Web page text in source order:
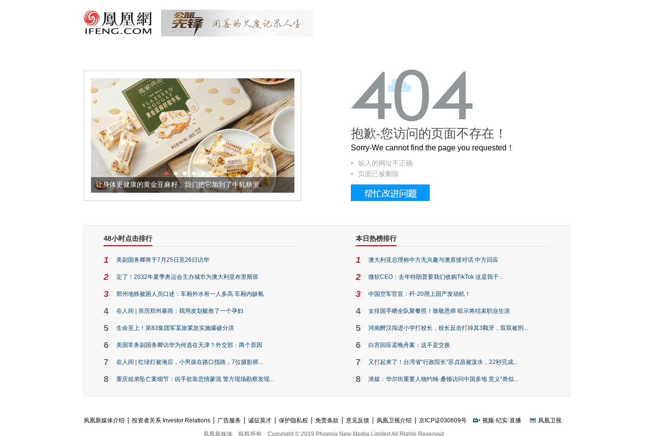
让身体更健康的黄金亚麻籽，我们把它加到了牛轧糖里 被列入佛家七宝的它到底有多美？
抱歉-您访问的页面不存在！
Sorry-We cannot find the page you requested！
输入的网址不正确
页面已被删除
48小时点击排行
1 美副国务卿将于7月25日至26日访华
2 定了！2032年夏季奥运会主办城市为澳大利亚布里斯班
3 郑州地铁被困人员口述：车厢外水有一人多高 车厢内缺氧
4 在人间 | 亲历郑州暴雨：我用皮划艇救了一个孕妇
5 生命至上！第83集团军某旅紧急实施爆破分洪
6 美国常务副国务卿访华为何选在天津？外交部：两个原因
7 在人间 | 红绿灯被淹后，小男孩在路口指路，7位摄影师...
8 重庆姐弟坠亡案细节：凶手欲靠悲情蒙混 警方现场勘察发现...
本日热榜排行
1 澳大利亚总理称中方无兴趣与澳直接对话 中方回应
2 微软CEO：去年特朗普要我们收购TikTok 这是我干...
3 中国空军官宣：歼-20用上国产发动机！
4 女排国手晒全队聚餐照！致敬恩师 暗示将结束职业生涯
5 河南醉汉闯进小学打校长，校长反击打掉其3颗牙，双双被刑...
6 白宫回应孟晚舟案：这不是交换
7 又打起来了！台湾省“行政院长”苏贞昌被泼水，22秒完成...
8 港媒：华尔街重要人物约翰·桑顿访问中国多地 意义“类似...
凤凰新媒体介绍 投资者关系 Investor Relations 广告服务 诚征英才 保护隐私权 免责条款 意见反馈 凤凰卫视介绍 京ICP证030609号 视频·纪实·直播
凤凰卫视
凤凰新媒体
版权所有 Copyright © 2019 Phoenix New Media Limited All Rights Reserved.